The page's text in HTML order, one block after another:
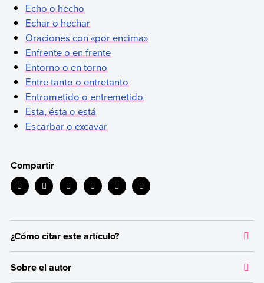
Echo o hecho
Echar o hechar
Oraciones con «por encima»
Enfrente o en frente
Entorno o en torno
Entre tanto o entretanto
Entrometido o entremetido
Esta, ésta o está
Escarbar o excavar
Compartir
¿Cómo citar este artículo?
dar crédito a los autores correspondientes y evitar incurrir en
Sobre el autor